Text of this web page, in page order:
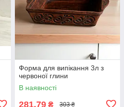
Форма для випікання 3л з
червоної глини
В наявності
281,79 ₴ 303 ₴